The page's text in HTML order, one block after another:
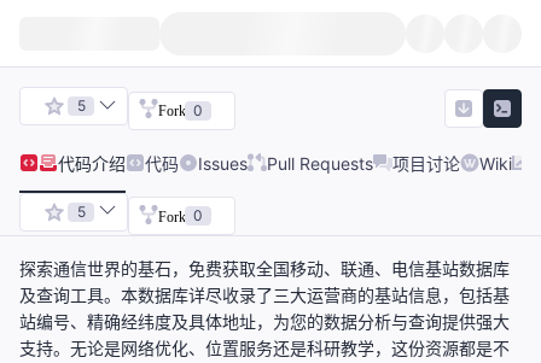
5 Fork 0
代码介绍 代码 Issues Pull Requests 项目讨论 Wiki
5 Fork 0
探索通信世界的基石，免费获取全国移动、联通、电信基站数据库
及查询工具。本数据库详尽收录了三大运营商的基站信息，包括基
站编号、精确经纬度及具体地址，为您的数据分析与查询提供强大
支持。无论是网络优化、位置服务还是科研教学，这份资源都是不